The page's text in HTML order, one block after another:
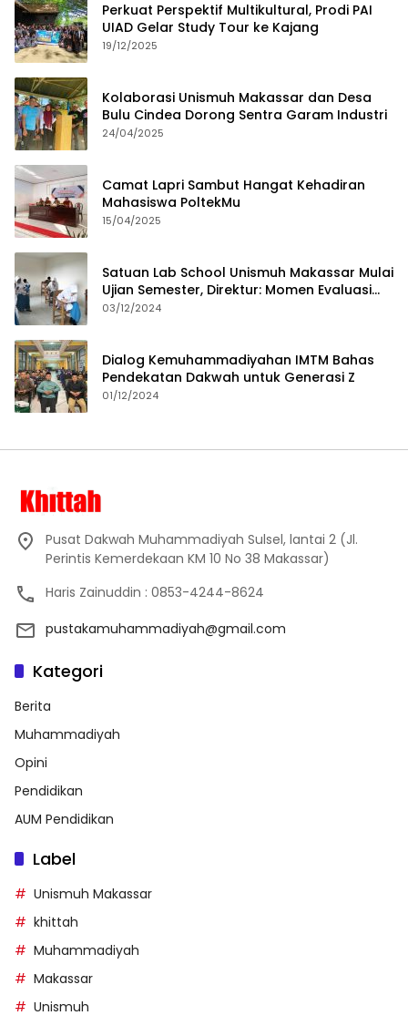
Perkuat Perspektif Multikultural, Prodi PAI
UIAD Gelar Study Tour ke Kajang
19/12/2025
Kolaborasi Unismuh Makassar dan Desa
Bulu Cindea Dorong Sentra Garam Industri
24/04/2025
Camat Lapri Sambut Hangat Kehadiran
Mahasiswa PoltekMu
15/04/2025
Satuan Lab School Unismuh Makassar Mulai
Ujian Semester, Direktur: Momen Evaluasi
Proses Pembelajaran
03/12/2024
Dialog Kemuhammadiyahan IMTM Bahas
Pendekatan Dakwah untuk Generasi Z
01/12/2024
Pusat Dakwah Muhammadiyah Sulsel, lantai 2 (Jl.
Perintis Kemerdekaan KM 10 No 38 Makassar)
Haris Zainuddin : 0853-4244-8624
pustakamuhammadiyah@gmail.com
Kategori
Berita
Muhammadiyah
Opini
Pendidikan
AUM Pendidikan
Label
Unismuh Makassar
khittah
Muhammadiyah
Makassar
Unismuh